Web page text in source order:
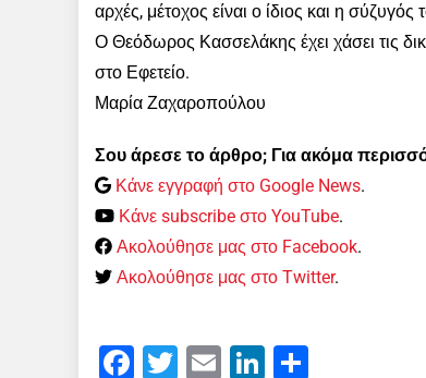
αρχές, μέτοχος είναι ο ίδιος και η σύζυγός
Ο Θεόδωρος Κασσελάκης έχει χάσει τις
στο Εφετείο.
Μαρία Ζαχαροπούλου
Σου άρεσε το άρθρο; Για ακόμα
Κάνε εγγραφή στο Google News.
Κάνε subscribe στο YouTube.
Ακολούθησε μας στο Facebook.
Ακολούθησε μας στο Twitter.
Facebook
Twitter Email LinkedIn